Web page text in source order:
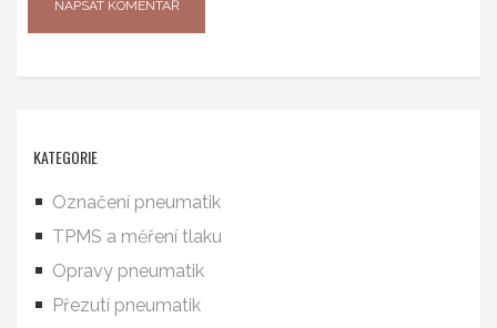
KATEGORIE
Označení pneumatik
TPMS a měření tlaku
Opravy pneumatik
Přezutí pneumatik